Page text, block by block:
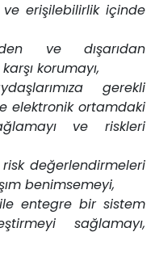
ve erişilebilirlik içinde
ve dışarıdan
korumayı,
gerekli
elektronik ortamdaki
ve riskleri
değerlendirmeleri
benimsemeyi,
entegre bir sistem
sağlamayı,